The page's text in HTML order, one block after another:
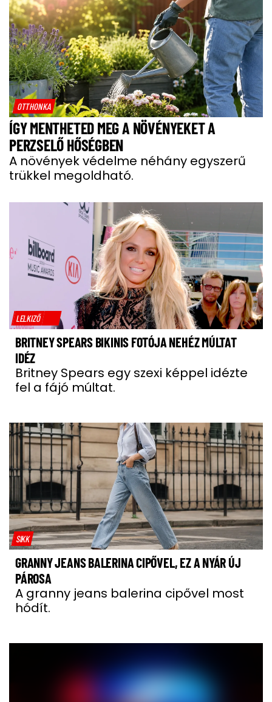
OTTHONKA
ÍGY MENTHETED MEG A NÖVÉNYEKET A
PERZSELŐ HŐSÉGBEN
A növények védelme néhány egyszerű
trükkel megoldható.
LELKIZŐ
BRITNEY SPEARS BIKINIS FOTÓJA NEHÉZ MÚLTAT
IDÉZ
Britney Spears egy szexi képpel idézte
fel a fájó múltat.
SIKK
GRANNY JEANS BALERINA CIPŐVEL, EZ A NYÁR ÚJ
PÁROSA
A granny jeans balerina cipővel most
hódít.